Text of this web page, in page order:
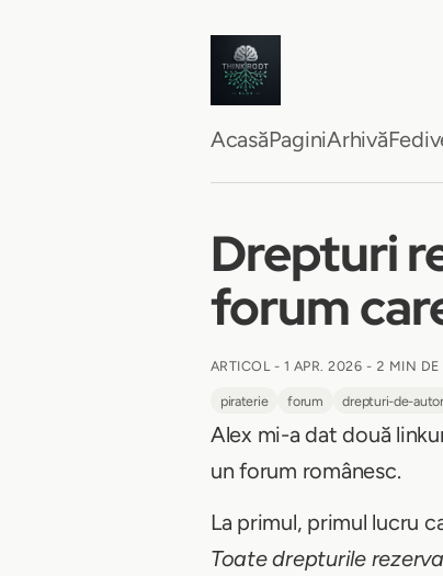
AcasăPaginiArhivă
Drepturi
forum
ARTICOL - 1 APR. 2026 - 2 MIN DE
piraterie forum drepturi-de-autor
Alex mi-a dat două
un forum românesc.
La primul, primul lucru
Toate drepturile